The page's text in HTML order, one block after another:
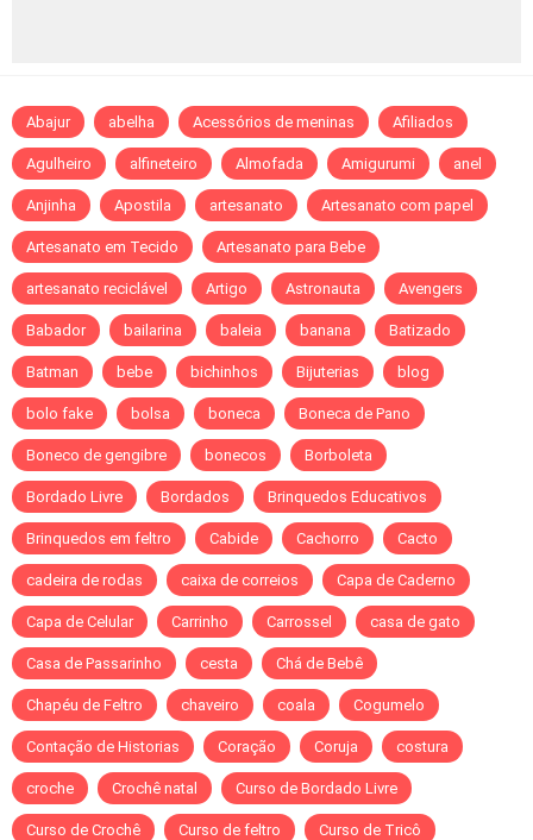
Abajur abelha Acessórios de meninas Afiliados
Agulheiro alfineteiro Almofada Amigurumi anel
Anjinha Apostila artesanato Artesanato com papel
Artesanato em Tecido Artesanato para Bebe
artesanato reciclável Artigo Astronauta Avengers
Babador bailarina baleia banana Batizado
Batman bebe bichinhos Bijuterias blog
bolo fake bolsa boneca Boneca de Pano
Boneco de gengibre bonecos Borboleta
Bordado Livre Bordados Brinquedos Educativos
Brinquedos em feltro Cabide Cachorro Cacto
cadeira de rodas caixa de correios Capa de Caderno
Capa de Celular Carrinho Carrossel casa de gato
Casa de Passarinho cesta Chá de Bebê
Chapéu de Feltro chaveiro coala Cogumelo
Contação de Historias Coração Coruja costura
croche Crochê natal Curso de Bordado Livre
Curso de Crochê Curso de feltro Curso de Tricô